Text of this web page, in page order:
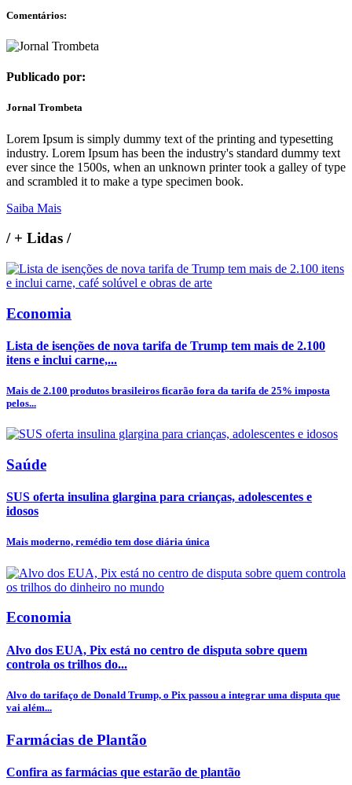
Comentários:
Publicado por:
Jornal Trombeta
Lorem Ipsum is simply dummy text of the printing and typesetting
industry. Lorem Ipsum has been the industry's standard dummy text
ever since the 1500s, when an unknown printer took a galley of type
and scrambled it to make a type specimen book.
Saiba Mais
/+ Lidas /
Economia
Lista de isenções de nova tarifa de Trump tem mais de 2.100
itens e inclui carne,...
Mais de 2.100 produtos brasileiros ficarão fora da tarifa de 25% imposta
pelos...
Saúde
SUS oferta insulina glargina para crianças, adolescentes e
idosos
Mais moderno, remédio tem dose diária única
Economia
Alvo dos EUA, Pix está no centro de disputa sobre quem
controla os trilhos do...
Alvo do tarifaço de Donald Trump, o Pix passou a integrar uma disputa que
vai além...
Farmácias de Plantão
Confira as farmácias que estarão de plantão